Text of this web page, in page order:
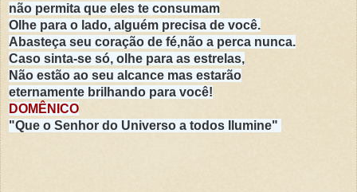
não permita que eles te consumam
Olhe para o lado, alguém precisa de você.
Abasteça seu coração de fé,não a perca nunca.
Caso sinta-se só, olhe para as estrelas,
Não estão ao seu alcance mas estarão
eternamente brilhando para você!
DOMÊNICO
"Que o Senhor do Universo a todos Ilumine"